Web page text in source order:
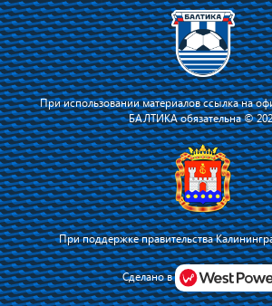
При использовании материалов ссылка на
БАЛТИКА обязательна ©
При поддержке правительства
Сделано в